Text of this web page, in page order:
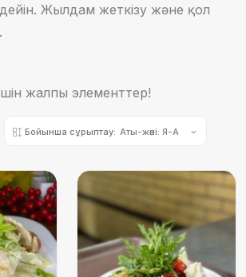
Жылдам жеткізу және қол
жалпы элементтер!
Бойынша сұрыптау: Аты-жөні: Я-А